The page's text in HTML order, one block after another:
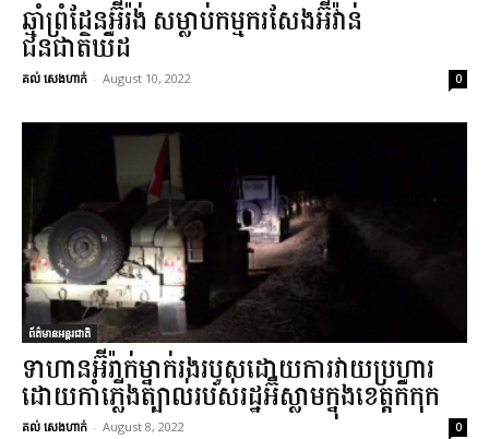
ឆ្មាំព្រំដែនអ៊ីរ៉ង់ សម្លាប់កម្មករសែងអ៊ីវ៉ាន់
ជនជាតិឃឺដ
គល់ សេងហាក់ - August 10, 2022 0
ព័ត៌មានអន្តរជាតិ
ទាហាន​អ៊ីរ៉ាក់​​ម្នាក់រង​របួសដោយ​ការ​វាយ​ប្រហារ​
ដោយ​កាំភ្លើង​ត្បាល់​របស់រដ្ឋអ៊ីស្លាមក្នុងខេត្តកឺកុក
គល់ សេងហាក់ - August 8, 2022 0